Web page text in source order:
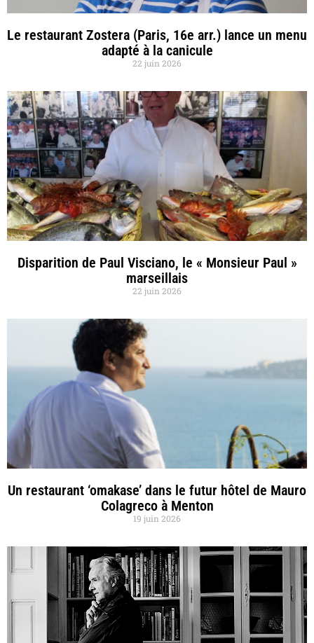
Le restaurant Zostera (Paris, 16e arr.) lance un menu
adapté à la canicule
22 juin 2026
Disparition de Paul Visciano, le « Monsieur Paul »
marseillais
22 juin 2026
Un restaurant ‘omakase’ dans le futur hôtel de Mauro
Colagreco à Menton
19 juin 2026